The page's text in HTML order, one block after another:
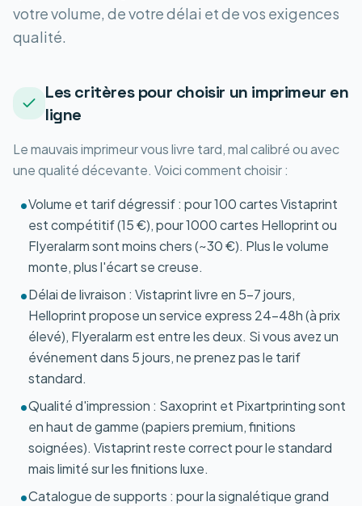
votre volume, de votre délai et de vos exigences
qualité.
Les critères pour choisir un imprimeur en
ligne
Le mauvais imprimeur vous livre tard, mal calibré ou avec
une qualité décevante. Voici comment choisir :
•Volume et tarif dégressif : pour 100 cartes Vistaprint
est compétitif (15 €), pour 1000 cartes Helloprint ou
Flyeralarm sont moins chers (~30 €). Plus le volume
monte, plus l'écart se creuse.
•Délai de livraison : Vistaprint livre en 5-7 jours,
Helloprint propose un service express 24-48h (à prix
élevé), Flyeralarm est entre les deux. Si vous avez un
événement dans 5 jours, ne prenez pas le tarif
standard.
•Qualité d'impression : Saxoprint et Pixartprinting sont
en haut de gamme (papiers premium, finitions
soignées). Vistaprint reste correct pour le standard
mais limité sur les finitions luxe.
•Catalogue de supports : pour la signalétique grand